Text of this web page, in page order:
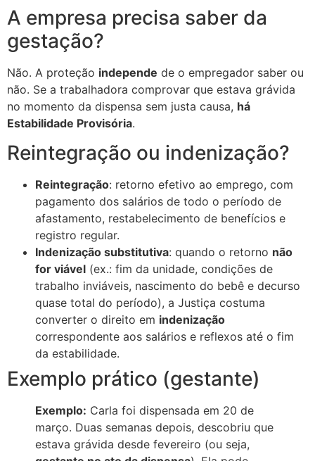
A empresa precisa saber da
gestação?
Não. A proteção independe de o empregador saber ou
não. Se a trabalhadora comprovar que estava grávida
no momento da dispensa sem justa causa, há
Estabilidade Provisória.
Reintegração ou indenização?
Reintegração: retorno efetivo ao emprego, com
pagamento dos salários de todo o período de
afastamento, restabelecimento de benefícios e
registro regular.
Indenização substitutiva: quando o retorno não
for viável (ex.: fim da unidade, condições de
trabalho inviáveis, nascimento do bebê e decurso
quase total do período), a Justiça costuma
converter o direito em indenização
correspondente aos salários e reflexos até o fim
da estabilidade.
Exemplo prático (gestante)
Exemplo: Carla foi dispensada em 20 de
março. Duas semanas depois, descobriu que
estava grávida desde fevereiro (ou seja,